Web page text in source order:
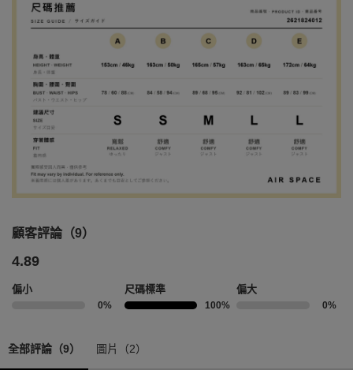
顧客評論（9）
4.89
偏小
0%
尺碼標準
100%
偏大
0%
全部評論（9） 圖片（2）